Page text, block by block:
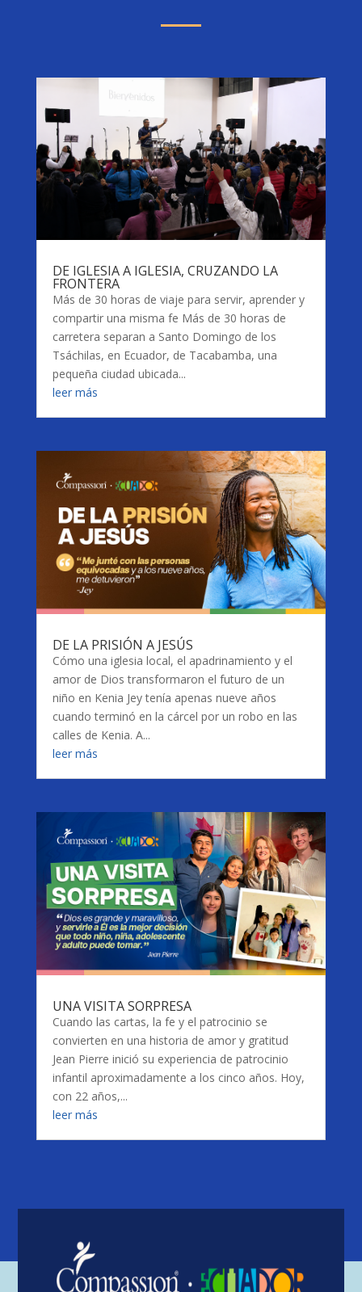
DE IGLESIA A IGLESIA, CRUZANDO LA
FRONTERA
Más de 30 horas de viaje para servir, aprender y
compartir una misma fe Más de 30 horas de
carretera separan a Santo Domingo de los
Tsáchilas, en Ecuador, de Tacabamba, una
pequeña ciudad ubicada...
leer más
DE LA PRISIÓN A JESÚS
Cómo una iglesia local, el apadrinamiento y el
amor de Dios transformaron el futuro de un
niño en Kenia Jey tenía apenas nueve años
cuando terminó en la cárcel por un robo en las
calles de Kenia. A...
leer más
UNA VISITA SORPRESA
Cuando las cartas, la fe y el patrocinio se
convierten en una historia de amor y gratitud
Jean Pierre inició su experiencia de patrocinio
infantil aproximadamente a los cinco años. Hoy,
con 22 años,...
leer más